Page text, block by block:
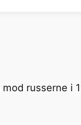
russerne i